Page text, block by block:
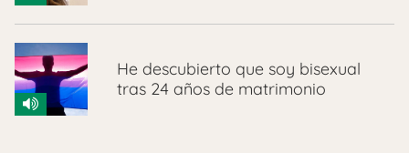
He descubierto que soy bisexual
tras 24 años de matrimonio